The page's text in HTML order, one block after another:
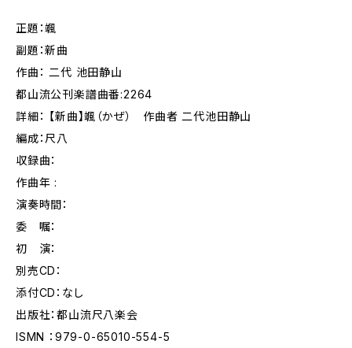
正題：颯
副題：新曲
作曲： 二代 池田静山
都山流公刊楽譜曲番:2264
詳細： 【新曲】颯（かぜ） 作曲者 二代池田静山
編成：尺八
収録曲：
作曲年 :
演奏時間：
委 嘱：
初 演：
別売CD：
添付CD：なし
出版社：都山流尺八楽会
ISMN ：979-0-65010-554-5